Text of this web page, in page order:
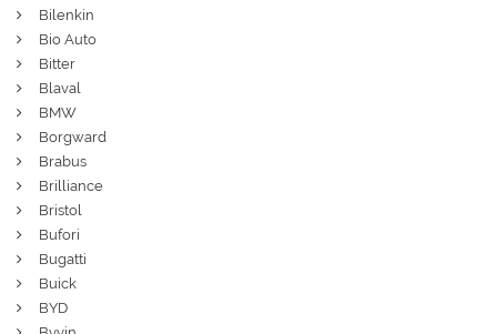
Bilenkin
Bio Auto
Bitter
Blaval
BMW
Borgward
Brabus
Brilliance
Bristol
Bufori
Bugatti
Buick
BYD